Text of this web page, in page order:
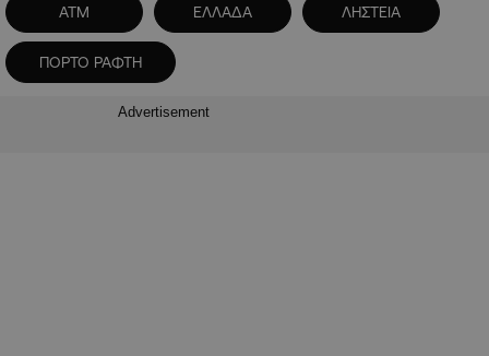
ATM ΕΛΛΑΔΑ ΛΗΣΤΕΙΑ
ΠΟΡΤΟ ΡΑΦΤΗ
Advertisement